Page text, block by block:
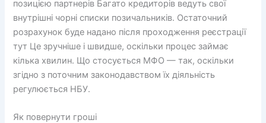
позицією партнерів Багато кредиторів ведуть свої
внутрішні чорні списки позичальників. Остаточний
розрахунок буде надано після проходження реєстрації
тут Це зручніше і швидше, оскільки процес займає
кілька хвилин. Що стосується МФО — так, оскільки
згідно з поточним законодавством їх діяльність
регулюється НБУ.
Як повернути гроші